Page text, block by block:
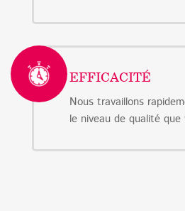
EFFICACITÉ
Nous travaillons
le niveau de qualité